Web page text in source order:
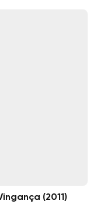
(2011)